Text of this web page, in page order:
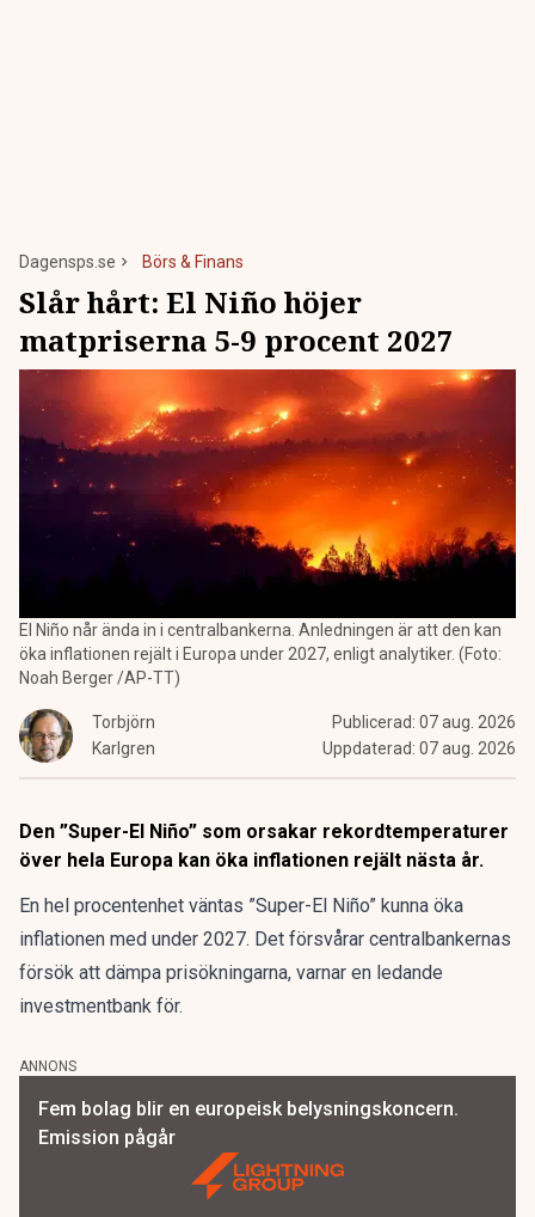
Dagensps.se Börs & Finans
Slår hårt: El Niño höjer
matpriserna 5-9 procent 2027
El Niño når ända in i centralbankerna. Anledningen är att den kan
öka inflationen rejält i Europa under 2027, enligt analytiker. (Foto:
Noah Berger /AP-TT)
Torbjörn
Karlgren
Publicerad: 07 aug. 2026
Uppdaterad: 07 aug. 2026
Den ”Super-El Niño” som orsakar rekordtemperaturer
över hela Europa kan öka inflationen rejält nästa år.
En hel procentenhet väntas ”Super-El Niño” kunna öka
inflationen med under 2027. Det försvårar centralbankernas
försök att dämpa prisökningarna, varnar en ledande
investmentbank för.
ANNONS
Fem bolag blir en europeisk belysningskoncern.
Emission pågår